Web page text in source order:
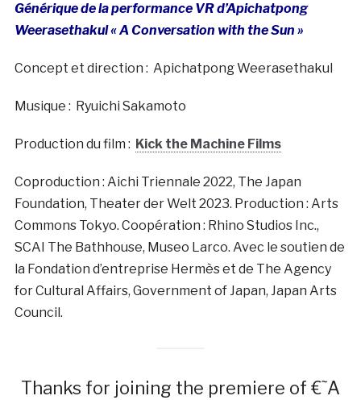
Générique de la performance VR d’Apichatpong
Weerasethakul « A Conversation with the Sun »
Concept et direction : Apichatpong Weerasethakul
Musique : Ryuichi Sakamoto
Production du film : Kick the Machine Films
Coproduction : Aichi Triennale 2022, The Japan
Foundation, Theater der Welt 2023. Production : Arts
Commons Tokyo. Coopération : Rhino Studios Inc.,
SCAI The Bathhouse, Museo Larco. Avec le soutien de
la Fondation d’entreprise Hermès et de The Agency
for Cultural Affairs, Government of Japan, Japan Arts
Council.
Thanks for joining the premiere of €˜A